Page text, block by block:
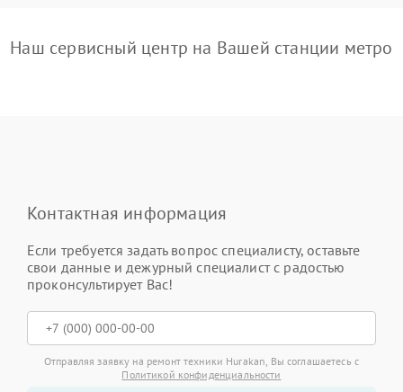
Наш сервисный центр на Вашей станции метро
Контактная информация
Если требуется задать вопрос специалисту, оставьте
свои данные и дежурный специалист с радостью
проконсультирует Вас!
Отправляя заявку на ремонт техники Hurakan, Вы соглашаетесь с
Политикой конфиденциальности